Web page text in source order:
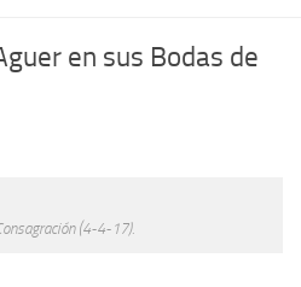
en sus Bodas de
(4-4-17).